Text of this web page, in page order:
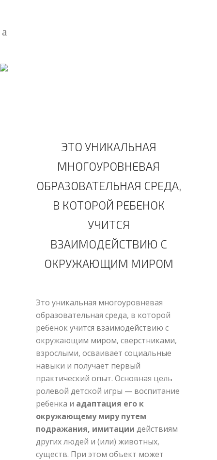
ЭТО УНИКАЛЬНАЯ
МНОГОУРОВНЕВАЯ
ОБРАЗОВАТЕЛЬНАЯ СРЕДА,
В КОТОРОЙ РЕБЕНОК
УЧИТСЯ
ВЗАИМОДЕЙСТВИЮ С
ОКРУЖАЮЩИМ МИРОМ
Это уникальная многоуровневая
образовательная среда, в которой
ребенок учится взаимодействию с
окружающим миром, сверстниками,
взрослыми, осваивает социальные
навыки и получает первый
практический опыт. Основная цель
ролевой детской игры — воспитание
ребенка и адаптация его к
окружающему миру путем
подражания, имитации действиям
других людей и (или) животных,
существ. При этом объект может